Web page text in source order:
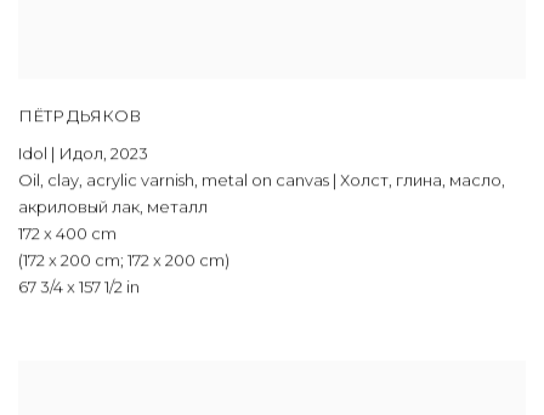
ПЁТР ДЬЯКОВ
Idol | Идол, 2023
Oil, clay, acrylic varnish, metal on canvas | Холст, глина, масло,
акриловый лак, металл
172 x 400 cm
(172 x 200 cm; 172 x 200 cm)
67 3/4 x 157 1/2 in